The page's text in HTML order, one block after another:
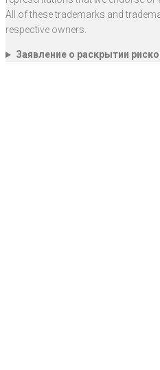
All of these trademarks and
respective owners.
Заявление о раскрытии